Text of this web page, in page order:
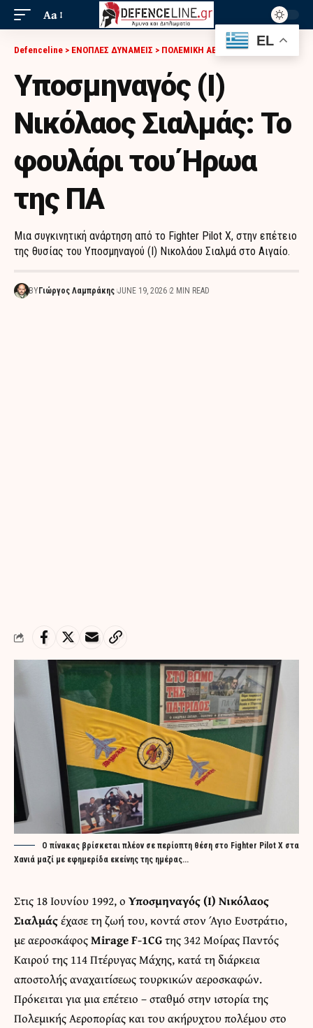
Aa
Defenceline > ΕΝΟΠΛΕΣ ΔΥΝΑΜΕΙΣ > ΠΟΛΕΜΙΚΗ ΑΕΡΟΠΟΡΙΑ
Υποσμηναγός (Ι)
Νικόλαος Σιαλμάς: Το
φουλάρι του Ήρωα
της ΠΑ
Μια συγκινητική ανάρτηση από το Fighter Pilot X, στην επέτειο
της θυσίας του Υποσμηναγού (Ι) Νικολάου Σιαλμά στο Αιγαίο.
BY Γιώργος Λαμπράκης JUNE 19, 2026 2 MIN READ
Ο πίνακας βρίσκεται πλέον σε περίοπτη θέση στο Fighter Pilot X στα
Χανιά μαζί με εφημερίδα εκείνης της ημέρας...
Στις 18 Ιουνίου 1992, ο Υποσμηναγός (Ι) Νικόλαος
Σιαλμάςέχασε τη ζωή του, κοντά στον Άγιο Ευστράτιο,
με αεροσκάφοςMirage F-1CGτης 342 Μοίρας Παντός
Καιρού της 114 Πτέρυγας Μάχης, κατά τη διάρκεια
αποστολής αναχαιτίσεως τουρκικών αεροσκαφών.
Πρόκειται για μια επέτειο – σταθμό στην ιστορία της
Πολεμικής Αεροπορίας και του ακήρυχτου πολέμου στο
EL